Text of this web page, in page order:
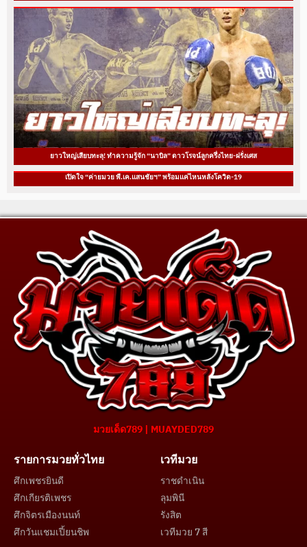
ยาวใหญ่เสียบทะลุ! ทำความรู้จัก “นาบิล” ดาวโรจน์ลูกครึ่งไทย-ฝรั่งเศส
เปิดใจ “ค่ายมวย พี.เค.แสนชัยฯ” พร้อมแค่ไหนหลังโควิด-19
มวยเด็ด789 | MUAYDED789
รายการมวยทั่วไทย
ศึกเพชรยินดี
ศึกเกียรติเพชร
ศึกจิตรเมืองนนท์
ศึกวันแชมเปี้ยนชิพ
เวทีมวย
ราชดำเนิน
ลุมพินี
รังสิต
เวทีมวย 7 สี